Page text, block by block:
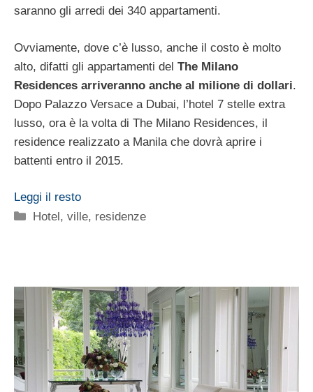
saranno gli arredi dei 340 appartamenti.
Ovviamente, dove c’è lusso, anche il costo è molto
alto, difatti gli appartamenti del The Milano
Residences arriveranno anche al milione di dollari.
Dopo Palazzo Versace a Dubai, l’hotel 7 stelle extra
lusso, ora è la volta di The Milano Residences, il
residence realizzato a Manila che dovrà aprire i
battenti entro il 2015.
Leggi il resto
Categorie
Hotel, ville, residenze